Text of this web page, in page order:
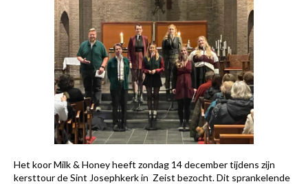
Het koor Milk & Honey heeft zondag 14 december tijdens zijn
kersttour de Sint Josephkerk in Zeist bezocht. Dit sprankelende